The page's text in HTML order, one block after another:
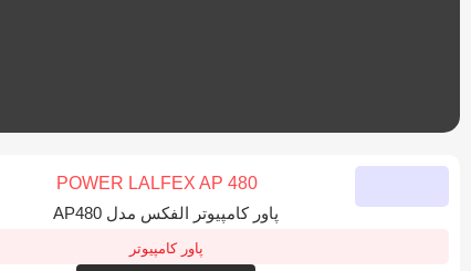
پاور کامپیوتر الفکس مدل AP480
پاور کامپیوتر